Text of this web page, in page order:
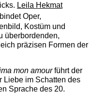
Leila Hekmat
Oper,
Kostüm und
überbordenden,
präzisen Formen der
mon amourführt der
Liebe im Schatten des
Sprache des 20.